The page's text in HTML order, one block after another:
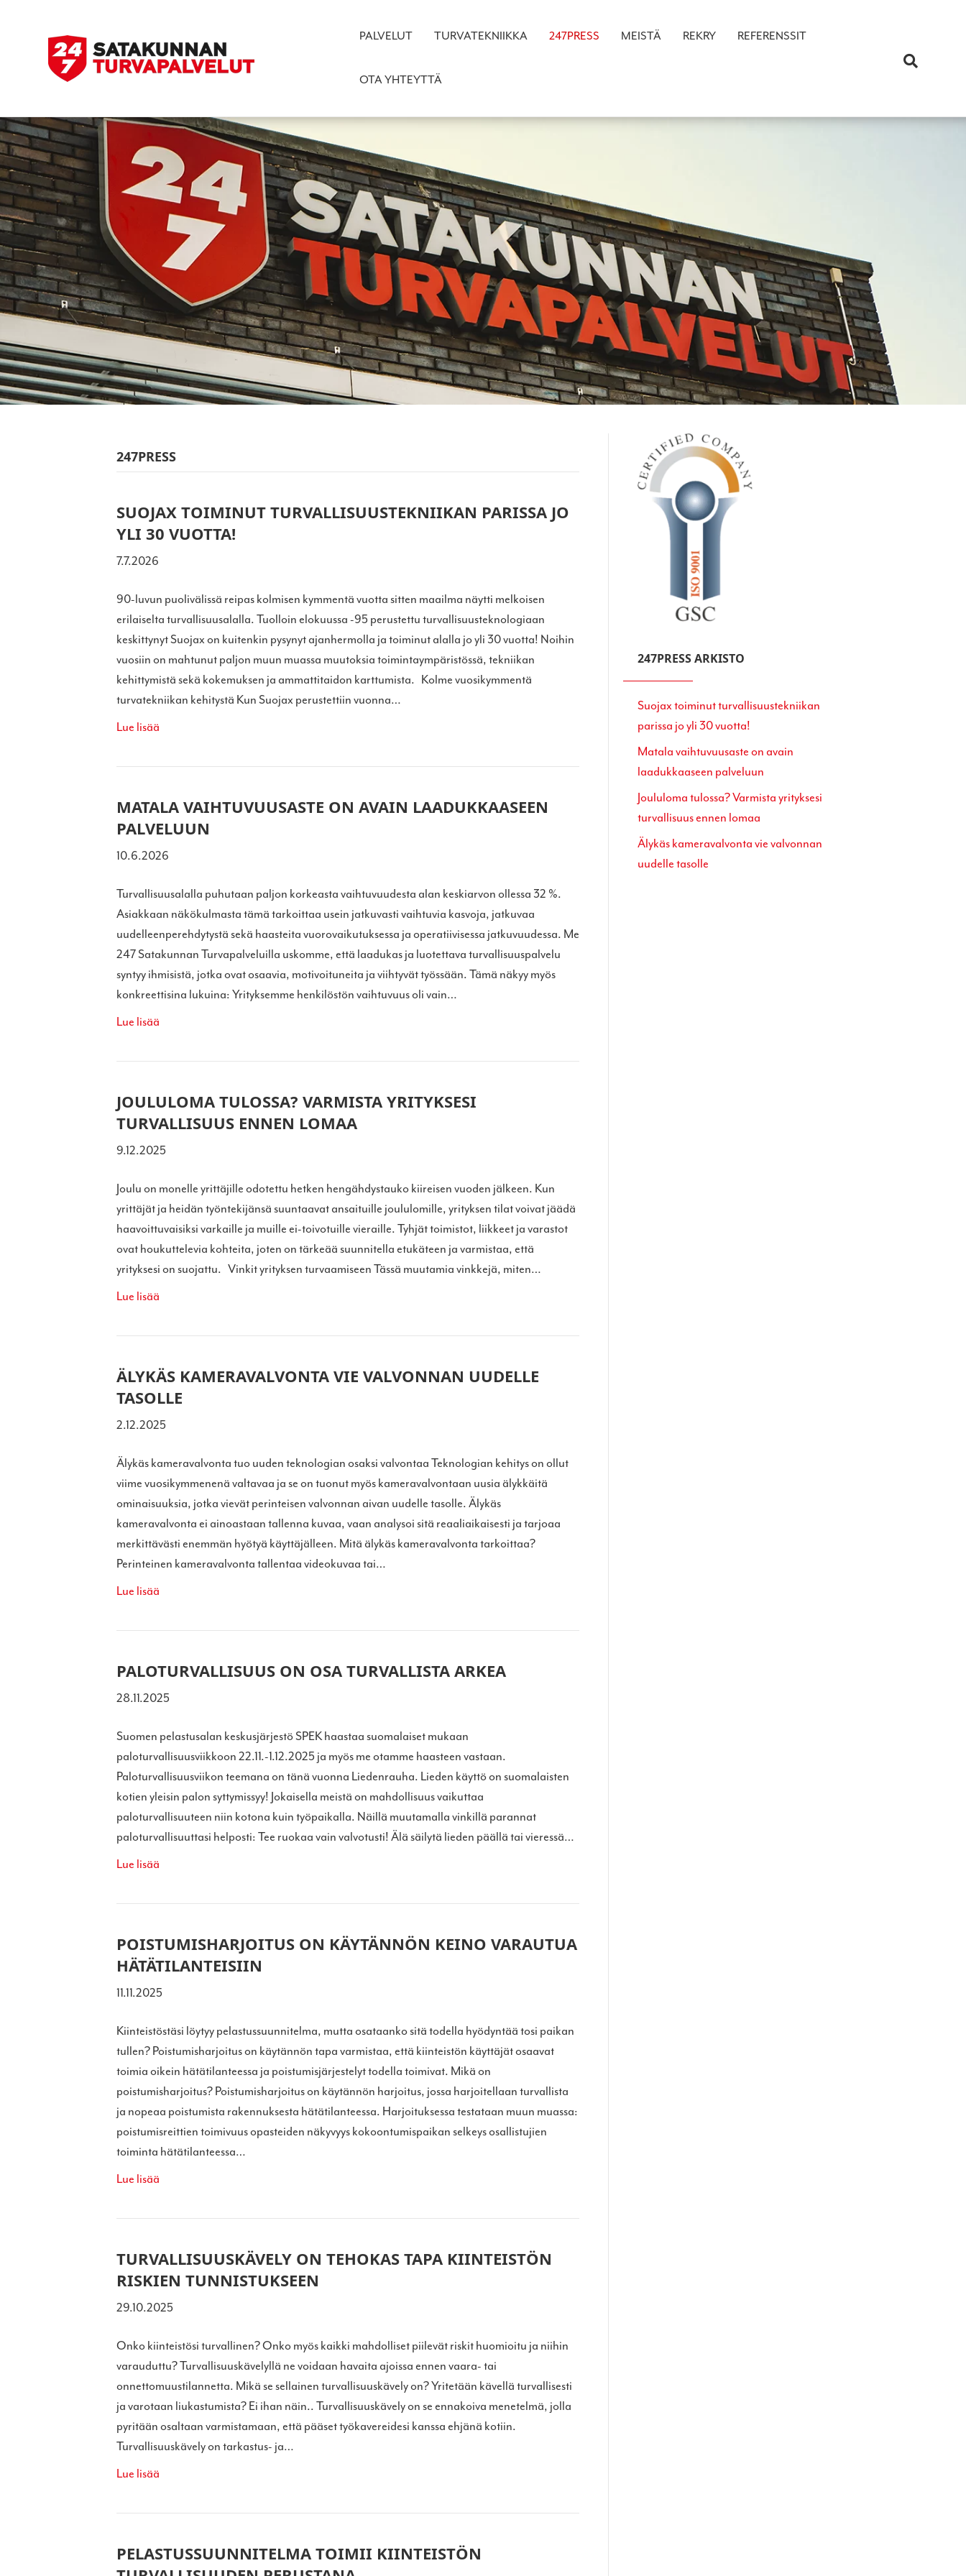
PALVELUT TURVATEKNIIKKA 247PRESS MEISTÄ REKRY REFERENSSIT
OTA YHTEYTTÄ
247PRESS
SUOJAX TOIMINUT TURVALLISUUSTEKNIIKAN PARISSA JO
YLI 30 VUOTTA!
7.7.2026
90-luvun puolivälissä reipas kolmisen kymmentä vuotta sitten maailma näytti melkoisen
erilaiselta turvallisuusalalla. Tuolloin elokuussa -95 perustettu turvallisuusteknologiaan
keskittynyt Suojax on kuitenkin pysynyt ajanhermolla ja toiminut alalla jo yli 30 vuotta! Noihin
vuosiin on mahtunut paljon muun muassa muutoksia toimintaympäristössä, tekniikan
kehittymistä sekä kokemuksen ja ammattitaidon karttumista. Kolme vuosikymmentä
turvatekniikan kehitystä Kun Suojax perustettiin vuonna…
Lue lisää
MATALA VAIHTUVUUSASTE ON AVAIN LAADUKKAASEEN
PALVELUUN
10.6.2026
Turvallisuusalalla puhutaan paljon korkeasta vaihtuvuudesta alan keskiarvon ollessa 32 %.
Asiakkaan näkökulmasta tämä tarkoittaa usein jatkuvasti vaihtuvia kasvoja, jatkuvaa
uudelleenperehdytystä sekä haasteita vuorovaikutuksessa ja operatiivisessa jatkuvuudessa. Me
247 Satakunnan Turvapalveluilla uskomme, että laadukas ja luotettava turvallisuuspalvelu
syntyy ihmisistä, jotka ovat osaavia, motivoituneita ja viihtyvät työssään. Tämä näkyy myös
konkreettisina lukuina: Yrityksemme henkilöstön vaihtuvuus oli vain…
Lue lisää
JOULULOMA TULOSSA? VARMISTA YRITYKSESI
TURVALLISUUS ENNEN LOMAA
9.12.2025
Joulu on monelle yrittäjille odotettu hetken hengähdystauko kiireisen vuoden jälkeen. Kun
yrittäjät ja heidän työntekijänsä suuntaavat ansaituille joululomille, yrityksen tilat voivat jäädä
haavoittuvaisiksi varkaille ja muille ei-toivotuille vieraille. Tyhjät toimistot, liikkeet ja varastot
ovat houkuttelevia kohteita, joten on tärkeää suunnitella etukäteen ja varmistaa, että
yrityksesi on suojattu. Vinkit yrityksen turvaamiseen Tässä muutamia vinkkejä, miten…
Lue lisää
ÄLYKÄS KAMERAVALVONTA VIE VALVONNAN UUDELLE
TASOLLE
2.12.2025
Älykäs kameravalvonta tuo uuden teknologian osaksi valvontaa Teknologian kehitys on ollut
viime vuosikymmenenä valtavaa ja se on tuonut myös kameravalvontaan uusia älykkäitä
ominaisuuksia, jotka vievät perinteisen valvonnan aivan uudelle tasolle. Älykäs
kameravalvonta ei ainoastaan tallenna kuvaa, vaan analysoi sitä reaaliaikaisesti ja tarjoaa
merkittävästi enemmän hyötyä käyttäjälleen. Mitä älykäs kameravalvonta tarkoittaa?
Perinteinen kameravalvonta tallentaa videokuvaa tai…
Lue lisää
PALOTURVALLISUUS ON OSA TURVALLISTA ARKEA
28.11.2025
Suomen pelastusalan keskusjärjestö SPEK haastaa suomalaiset mukaan
paloturvallisuusviikkoon 22.11.-1.12.2025 ja myös me otamme haasteen vastaan.
Paloturvallisuusviikon teemana on tänä vuonna Liedenrauha. Lieden käyttö on suomalaisten
kotien yleisin palon syttymissyy! Jokaisella meistä on mahdollisuus vaikuttaa
paloturvallisuuteen niin kotona kuin työpaikalla. Näillä muutamalla vinkillä parannat
paloturvallisuuttasi helposti: Tee ruokaa vain valvotusti! Älä säilytä lieden päällä tai vieressä…
Lue lisää
POISTUMISHARJOITUS ON KÄYTÄNNÖN KEINO VARAUTUA
HÄTÄTILANTEISIIN
11.11.2025
Kiinteistöstäsi löytyy pelastussuunnitelma, mutta osataanko sitä todella hyödyntää tosi paikan
tullen? Poistumisharjoitus on käytännön tapa varmistaa, että kiinteistön käyttäjät osaavat
toimia oikein hätätilanteessa ja poistumisjärjestelyt todella toimivat. Mikä on
poistumisharjoitus? Poistumisharjoitus on käytännön harjoitus, jossa harjoitellaan turvallista
ja nopeaa poistumista rakennuksesta hätätilanteessa. Harjoituksessa testataan muun muassa:
poistumisreittien toimivuus opasteiden näkyvyys kokoontumispaikan selkeys osallistujien
toiminta hätätilanteessa…
Lue lisää
TURVALLISUUSKÄVELY ON TEHOKAS TAPA KIINTEISTÖN
RISKIEN TUNNISTUKSEEN
29.10.2025
Onko kiinteistösi turvallinen? Onko myös kaikki mahdolliset piilevät riskit huomioitu ja niihin
varauduttu? Turvallisuuskävelyllä ne voidaan havaita ajoissa ennen vaara- tai
onnettomuustilannetta. Mikä se sellainen turvallisuuskävely on? Yritetään kävellä turvallisesti
ja varotaan liukastumista? Ei ihan näin.. Turvallisuuskävely on se ennakoiva menetelmä, jolla
pyritään osaltaan varmistamaan, että pääset työkavereidesi kanssa ehjänä kotiin.
Turvallisuuskävely on tarkastus- ja…
Lue lisää
PELASTUSSUUNNITELMA TOIMII KIINTEISTÖN
247PRESS ARKISTO
Suojax toiminut turvallisuustekniikan
parissa jo yli 30 vuotta!
Matala vaihtuvuusaste on avain
laadukkaaseen palveluun
Joululoma tulossa? Varmista yrityksesi
turvallisuus ennen lomaa
Älykäs kameravalvonta vie valvonnan
uudelle tasolle